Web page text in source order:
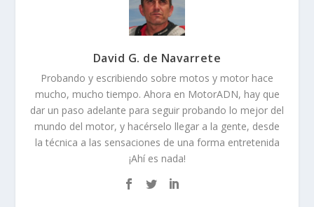
PRUEBA SUZUKI GSX 8TT: EL ESLABÓN PERDIDO